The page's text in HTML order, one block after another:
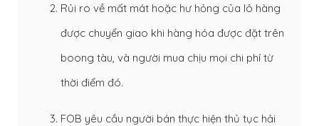
Rủi ro về mất mát hoặc hư hỏng của lô hàng
được chuyển giao khi hàng hóa được đặt trên
boong tàu, và người mua chịu mọi chi phí từ
thời điểm đó.
FOB yêu cầu người bán thực hiện thủ tục hải